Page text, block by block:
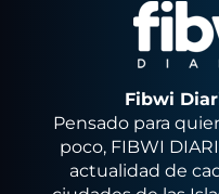
Fibwi
Pensado para
poco, FIBWI
actualidad de